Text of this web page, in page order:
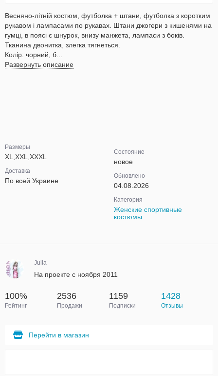
Весняно-літній костюм, футболка + штани, футболка з коротким
рукавом і лампасами по рукавах. Штани джогери з кишенями на
гумці, в поясі є шнурок, внизу манжета, лампаси з боків.
Тканина двонитка, злегка тягнеться.
Колір: чорний, б...
Развернуть описание
Размеры
XL,XXL,XXXL
Доставка
По всей Украине
Состояние
новое
Обновлено
04.08.2026
Категория
Женские спортивные
костюмы
Julia
На проекте с ноября 2011
100%
Рейтинг
2536
Продажи
1159
Подписки
1428
Отзывы
Перейти в магазин